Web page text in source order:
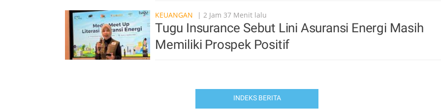
KEUANGAN | 2 Jam 37 Menit lalu
Tugu Insurance Sebut Lini Asuransi Energi Masih
Memiliki Prospek Positif
INDEKS BERITA